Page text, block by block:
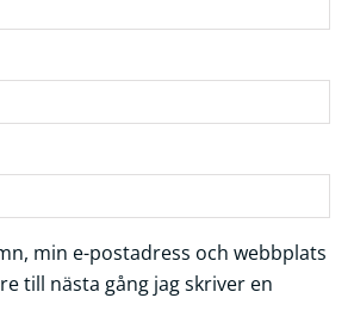
min e-postadress och webbplats
till nästa gång jag skriver en